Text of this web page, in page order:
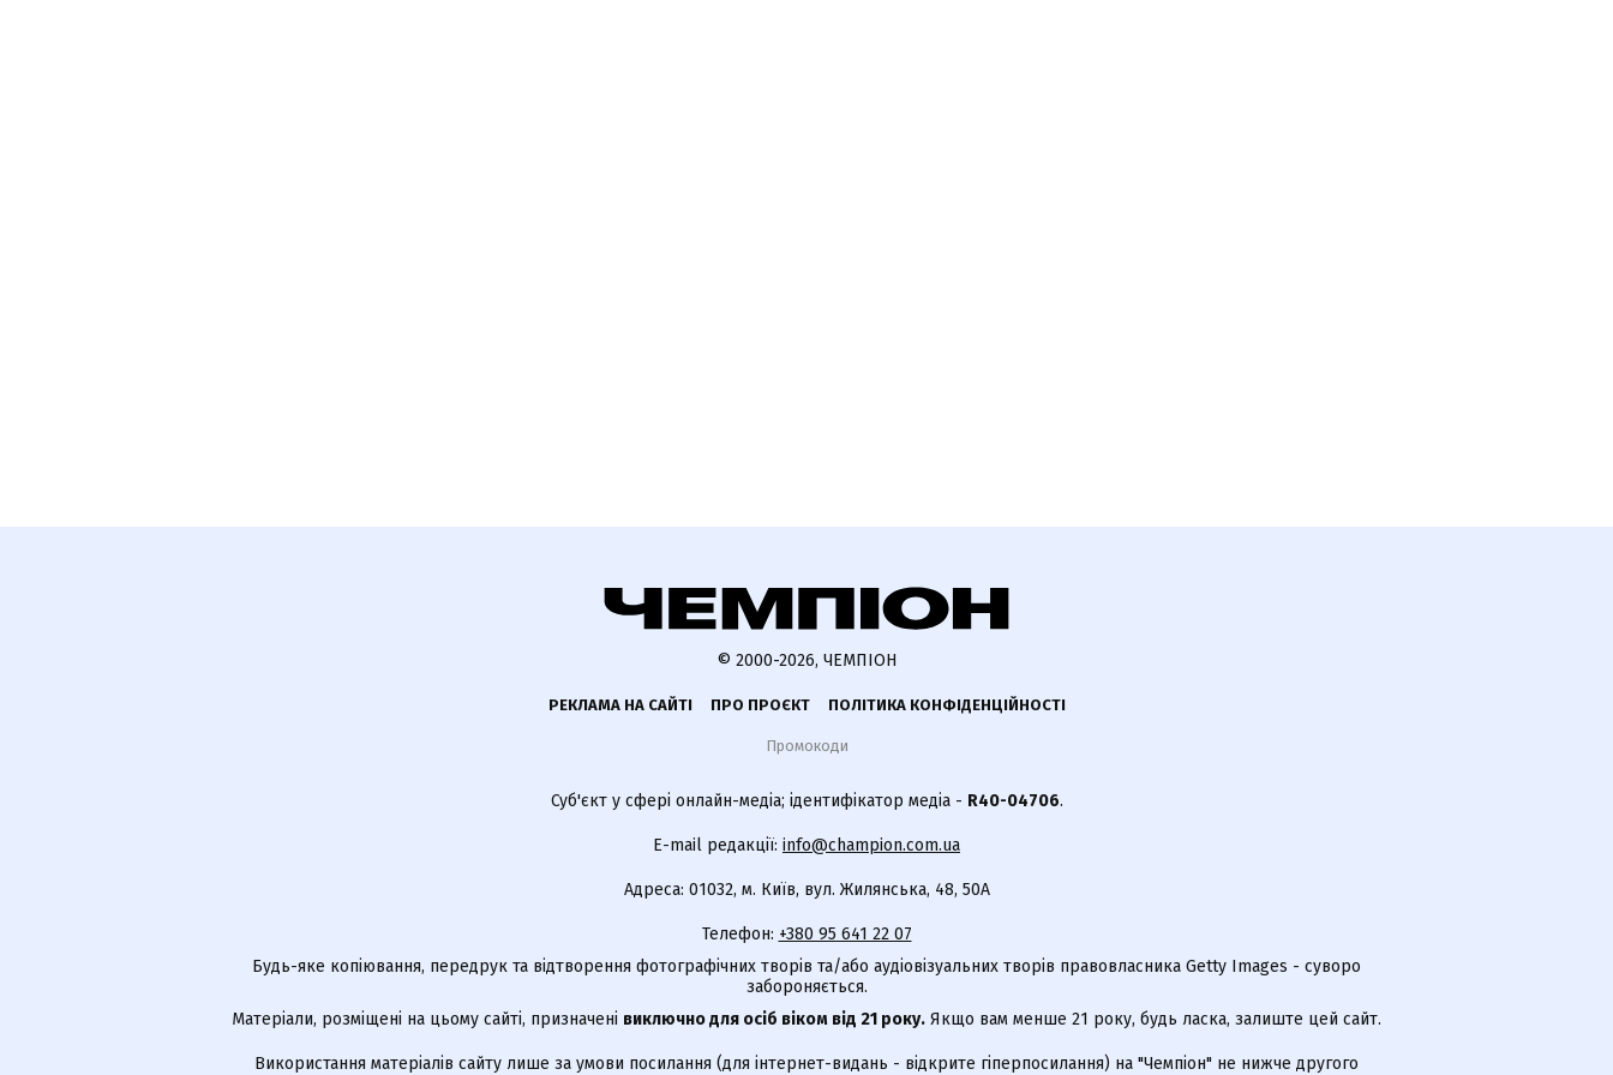
© 2000-2026, ЧЕМПІОН
РЕКЛАМА НА САЙТІ ПРО ПРОЄКТ ПОЛІТИКА КОНФІДЕНЦІЙНОСТІ
Промокоди
Суб'єкт у сфері онлайн-медіа; ідентифікатор медіа - R40-04706.
E-mail редакції: info@champion.com.ua
Адреса: 01032, м. Київ, вул. Жилянська, 48, 50А
Телефон: +380 95 641 22 07
Будь-яке копіювання, передрук та відтворення фотографічних творів та/або аудіовізуальних творів правовласника Getty Images - суворо
забороняється.
Матеріали, розміщені на цьому сайті, призначені виключно для осіб віком від 21 року. Якщо вам менше 21 року, будь ласка, залиште цей сайт.
Використання матеріалів сайту лише за умови посилання (для інтернет-видань - відкрите гіперпосилання) на "Чемпіон" не нижче другого